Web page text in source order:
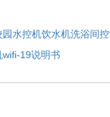
水控机饮水机洗浴间
19说明书